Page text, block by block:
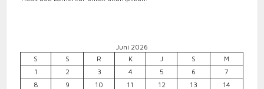
Juni 2026
S
S R K J S
M
1
2 3 4 5 6
7
8
9 10 11 12 13
14